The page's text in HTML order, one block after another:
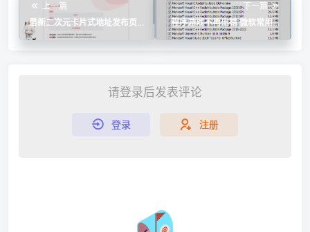
上一篇
最新二次元卡片式地址发布页
HTML源码
下一篇
程序游戏不再出错 微软常用运
行库合集版
请登录后发表评论
登录 注册